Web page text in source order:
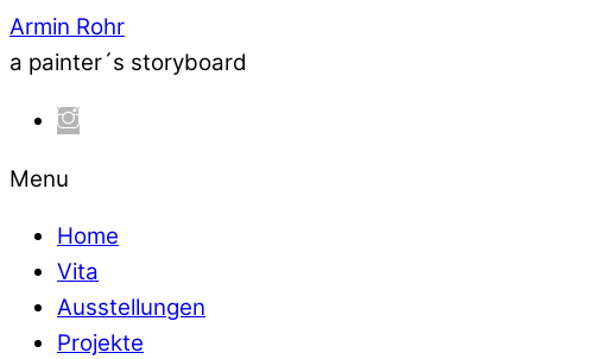
Armin Rohr
a painter´s storyboard
Menu
Home
Vita
Ausstellungen
Projekte